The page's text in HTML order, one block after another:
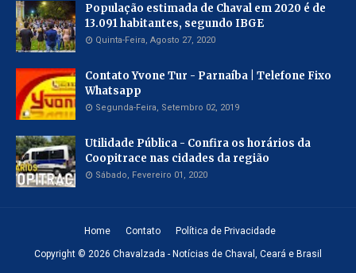
População estimada de Chaval em 2020 é de
13.091 habitantes, segundo IBGE
Quinta-Feira, Agosto 27, 2020
Contato Yvone Tur - Parnaíba | Telefone Fixo
Whatsapp
Segunda-Feira, Setembro 02, 2019
Utilidade Pública - Confira os horários da
Coopitrace nas cidades da região
Sábado, Fevereiro 01, 2020
Home Contato Política de Privacidade
Copyright © 2026 Chavalzada - Notícias de Chaval, Ceará e Brasil